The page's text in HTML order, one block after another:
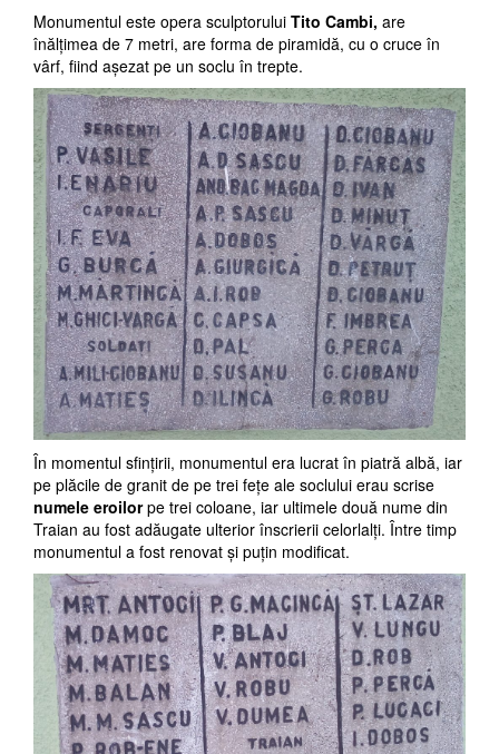
Monumentul este opera sculptorului Tito Cambi, are
înălţimea de 7 metri, are forma de piramidă, cu o cruce în
vârf, fiind aşezat pe un soclu în trepte.
În momentul sfinţirii, monumentul era lucrat în piatră albă, iar
pe plăcile de granit de pe trei feţe ale soclului erau scrise
numele eroilorpe trei coloane, iar ultimele două nume din
Traian au fost adăugate ulterior înscrierii celorlalţi. Între timp
monumentul a fost renovat şi puţin modificat.